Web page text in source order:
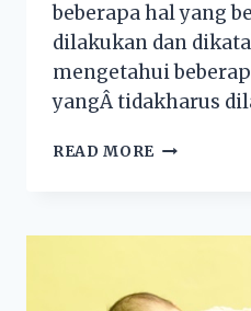
beberapa hal yang
dilakukan dan
mengetahui
yangÂ tidakharus
READ MORE